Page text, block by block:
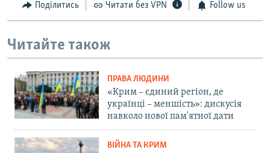
Поділитись Читати без VPN Follow us
Читайте також
ПРАВА ЛЮДИНИ
«Крим – єдиний регіон, де
українці – меншість»: дискусія
навколо нової пам'ятної дати
ВІЙНА ТА КРИМ